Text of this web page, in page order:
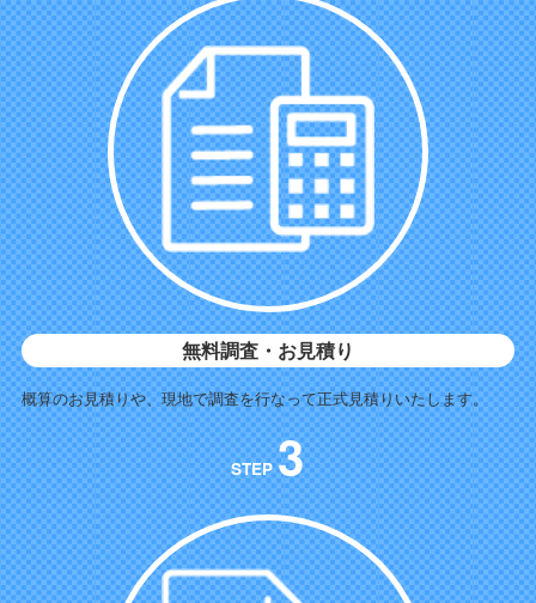
無料調査・お見積り
概算のお見積りや、現地で調査を行なって正式見積りいたします。
STEP3